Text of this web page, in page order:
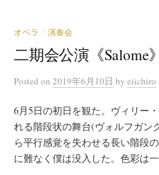
オペラ / 演奏会
二期会公演《Salome
Posted on 2019年6月10日 by eiichiro
6月5日の初日を観た。ヴィリー
れる階段状の舞台(ヴォルフガン
ら平行感覚を失わせる長い階段
に難なく僕は没入した。色彩は